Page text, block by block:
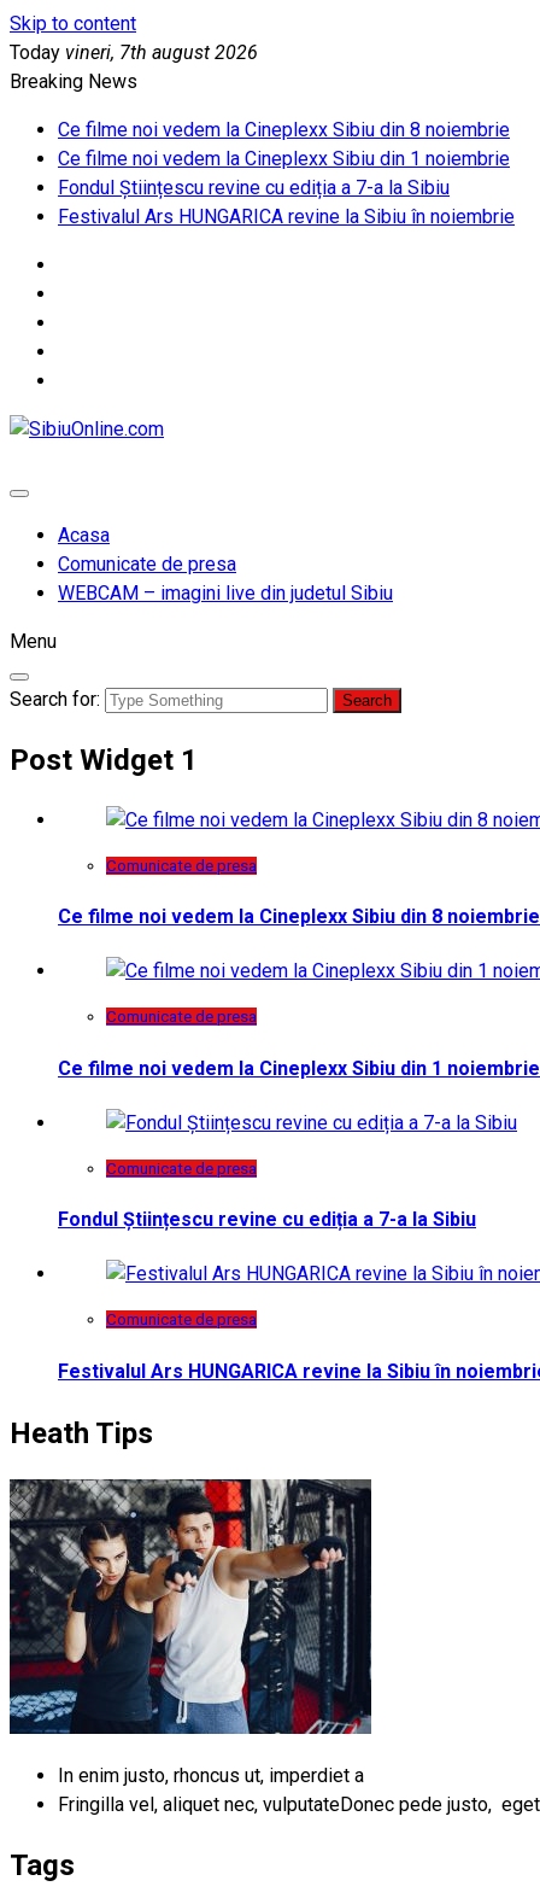
Skip to content
Today vineri, 7th august 2026
Breaking News
Ce filme noi vedem la Cineplexx Sibiu din 8 noiembrie
Ce filme noi vedem la Cineplexx Sibiu din 1 noiembrie
Fondul Științescu revine cu ediția a 7-a la Sibiu
Festivalul Ars HUNGARICA revine la Sibiu în noiembrie
Acasa
Comunicate de presa
WEBCAM – imagini live din judetul Sibiu
Menu
Search for:
Post Widget 1
Comunicate de presa
Ce filme noi vedem la Cineplexx Sibiu din 8 noiembrie
Comunicate de presa
Ce filme noi vedem la Cineplexx Sibiu din 1 noiembrie
Comunicate de presa
Fondul Științescu revine cu ediția a 7-a la Sibiu
Comunicate de presa
Festivalul Ars HUNGARICA revine la Sibiu în
Heath Tips
In enim justo, rhoncus ut, imperdiet a
Fringilla vel, aliquet nec, vulputateDonec pede justo,
Tags